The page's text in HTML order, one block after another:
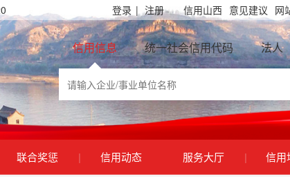
网
意见建议
信用山西
登录 | 注册
信用信息 统一社会信用代码 法人
联合奖惩 | 信用动态 服务大厅 | 信用